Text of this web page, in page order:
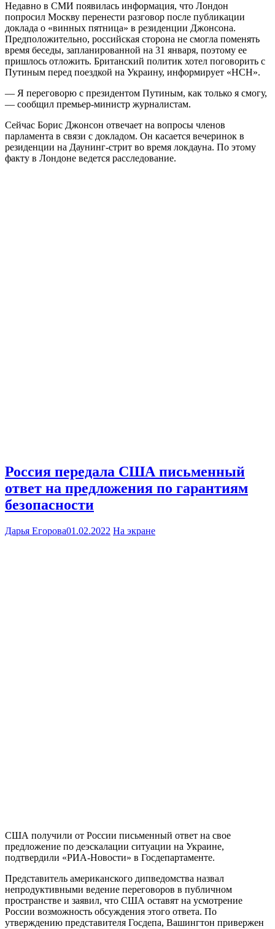
Недавно в СМИ появилась информация, что Лондон
попросил Москву перенести разговор после публикации
доклада о «винных пятница» в резиденции Джонсона.
Предположительно, российская сторона не смогла поменять
время беседы, запланированной на 31 января, поэтому ее
пришлось отложить. Британский политик хотел поговорить с
Путиным перед поездкой на Украину, информирует «НСН».
— Я переговорю с президентом Путиным, как только я смогу,
— сообщил премьер-министр журналистам.
Сейчас Борис Джонсон отвечает на вопросы членов
парламента в связи с докладом. Он касается вечеринок в
резиденции на Даунинг-стрит во время локдауна. По этому
факту в Лондоне ведется расследование.
Россия передала США письменный
ответ на предложения по гарантиям
безопасности
Дарья Егорова01.02.2022 На экране
США получили от России письменный ответ на свое
предложение по деэскалации ситуации на Украине,
подтвердили «РИА-Новости» в Госдепартаменте.
Представитель американского дипведомства назвал
непродуктивными ведение переговоров в публичном
пространстве и заявил, что США оставят на усмотрение
России возможность обсуждения этого ответа. По
утверждению представителя Госдепа, Вашингтон привержен